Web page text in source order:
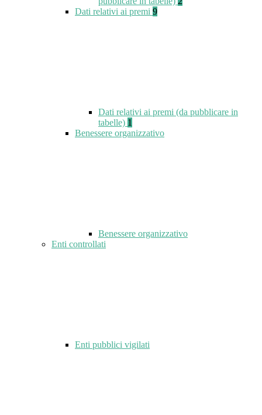
Dati relativi ai premi 9
Dati relativi ai premi (da pubblicare in
tabelle) 1
Benessere organizzativo
Benessere organizzativo
Enti controllati
Enti pubblici vigilati